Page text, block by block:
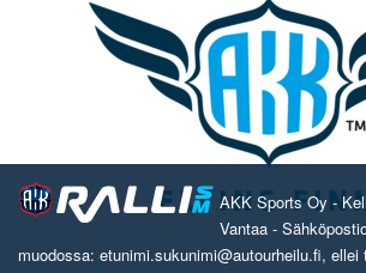
AKK Sports Oy -
Vantaa -
muodossa: etunimi.sukunimi@autourheilu.fi,